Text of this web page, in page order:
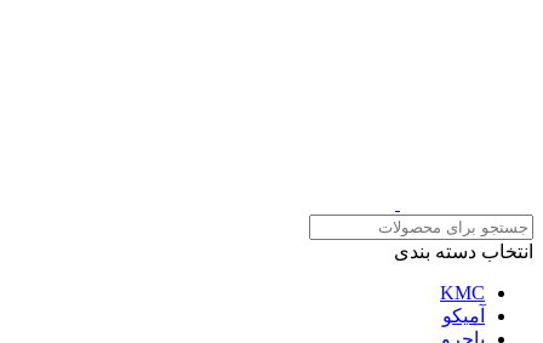
انتخاب دسته بندی
KMC
آمیکو